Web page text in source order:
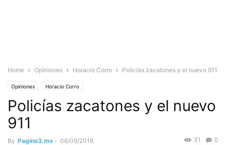
Home Opiniones Horacio Corro Policías zacatones y el nuevo 911
Opiniones Horacio Corro
Policías zacatones y el nuevo
911
By Pagina3.mx - 06/09/2016 0
31